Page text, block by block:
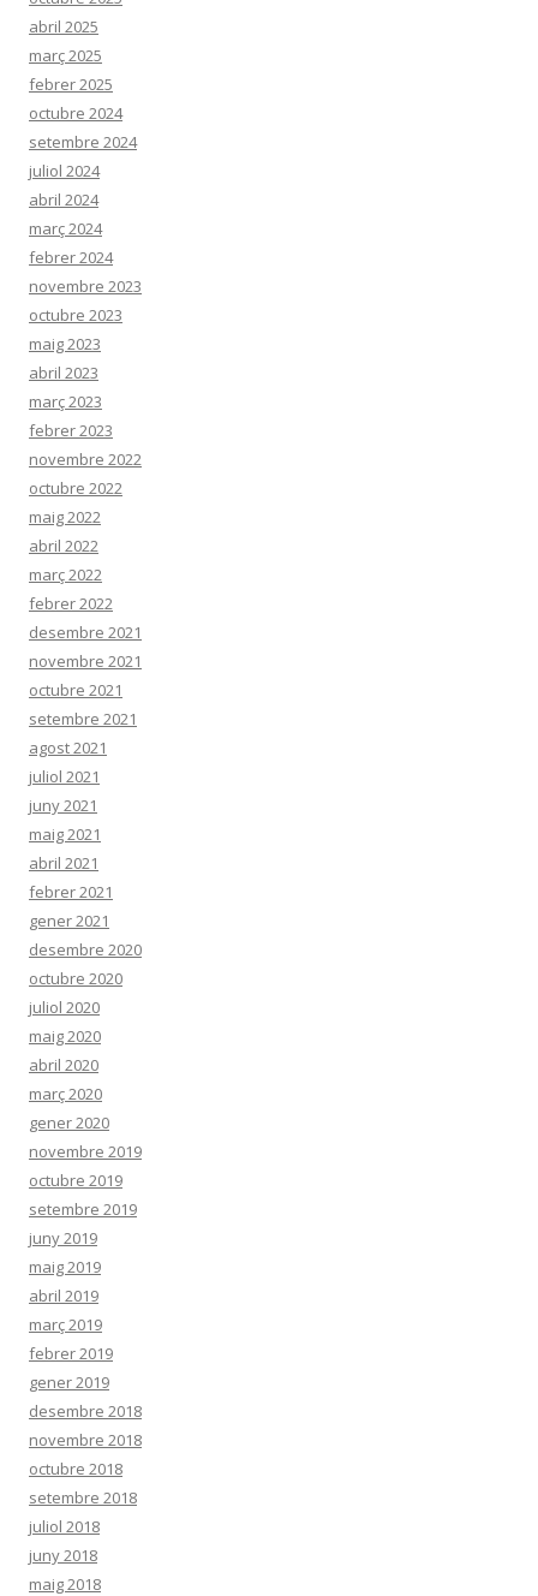
abril 2025
març 2025
febrer 2025
octubre 2024
setembre 2024
juliol 2024
abril 2024
març 2024
febrer 2024
novembre 2023
octubre 2023
maig 2023
abril 2023
març 2023
febrer 2023
novembre 2022
octubre 2022
maig 2022
abril 2022
març 2022
febrer 2022
desembre 2021
novembre 2021
octubre 2021
setembre 2021
agost 2021
juliol 2021
juny 2021
maig 2021
abril 2021
febrer 2021
gener 2021
desembre 2020
octubre 2020
juliol 2020
maig 2020
abril 2020
març 2020
gener 2020
novembre 2019
octubre 2019
setembre 2019
juny 2019
maig 2019
abril 2019
març 2019
febrer 2019
gener 2019
desembre 2018
novembre 2018
octubre 2018
setembre 2018
juliol 2018
juny 2018
maig 2018